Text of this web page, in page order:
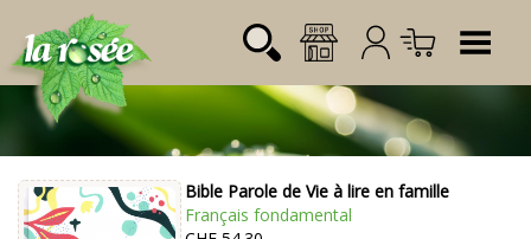
Login:
Désignation Référence Quantité
Bible Parole de Vie à lire en famille
Français fondamental